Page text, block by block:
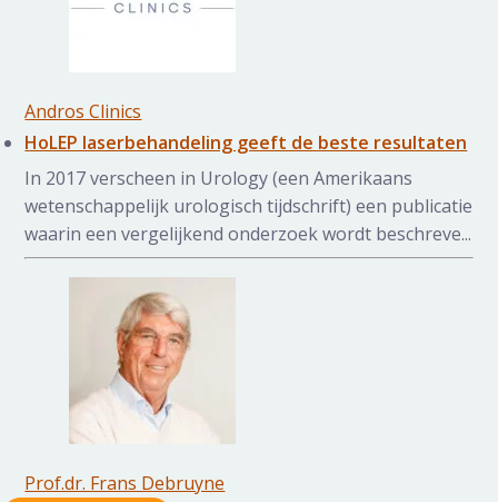
Andros Clinics
HoLEP laserbehandeling geeft de beste resultaten
In 2017 verscheen in Urology (een Amerikaans
wetenschappelijk urologisch tijdschrift) een publicatie
waarin een vergelijkend onderzoek wordt beschreve...
Prof.dr. Frans Debruyne